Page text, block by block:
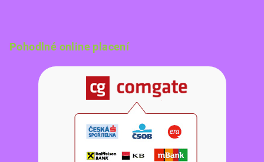
Pohodlné online placení